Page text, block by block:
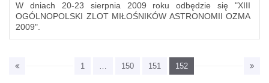
W dniach 20-23 sierpnia 2009 roku odbędzie się "XIII
OGÓLNOPOLSKI ZLOT MIŁOŚNIKÓW ASTRONOMII OZMA
2009".
1 … 150 151 152